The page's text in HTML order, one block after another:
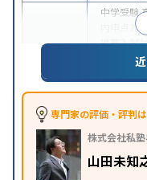
中学受験
内申点対策
推薦入試
共通
特徴
中高一貫
応
学習に
科目から
り
※2023年3月調査。
小学校
専門家の評価・評判は
株式会社私
山田未知